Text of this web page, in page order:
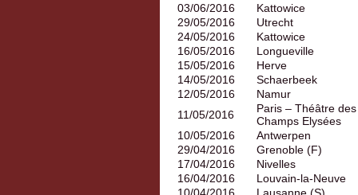
03/06/2016
Kattowice
29/05/2016
Utrecht
24/05/2016
Kattowice
16/05/2016
Longueville
15/05/2016
Herve
14/05/2016
Schaerbeek
12/05/2016
Namur
11/05/2016
Paris – Théâtre des
Champs Elysées
10/05/2016
Antwerpen
29/04/2016
Grenoble (F)
17/04/2016
Nivelles
16/04/2016
Louvain-la-Neuve
10/04/2016
Lausanne (S)